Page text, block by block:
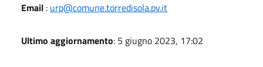
Email : urp@comune.torredisola.pv.it
Ultimo aggiornamento: 5 giugno 2023, 17:02